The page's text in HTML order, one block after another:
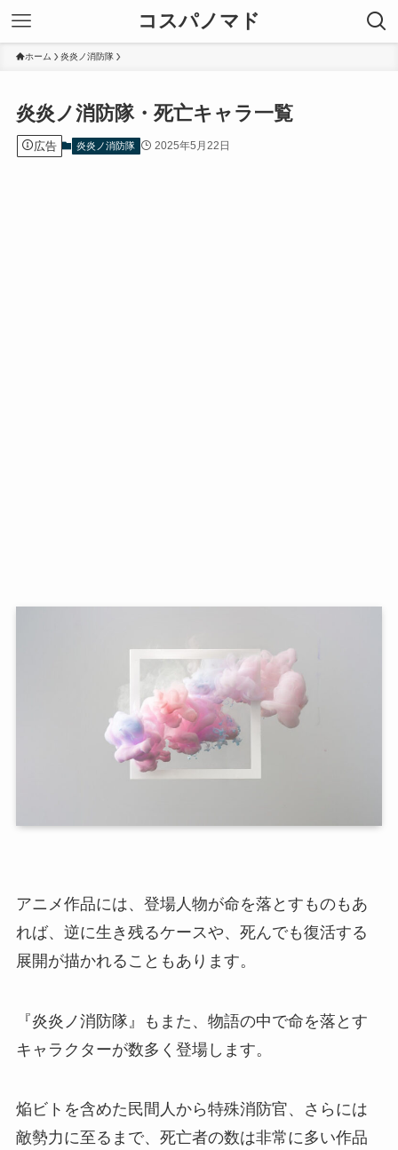
コスパノマド
ホーム 炎炎ノ消防隊
炎炎ノ消防隊・死亡キャラ一覧
広告 炎炎ノ消防隊 2025年5月22日
アニメ作品には、登場人物が命を落とすものもあ
れば、逆に生き残るケースや、死んでも復活する
展開が描かれることもあります。
『炎炎ノ消防隊』もまた、物語の中で命を落とす
キャラクターが数多く登場します。
焔ビトを含めた民間人から特殊消防官、さらには
敵勢力に至るまで、死亡者の数は非常に多い作品